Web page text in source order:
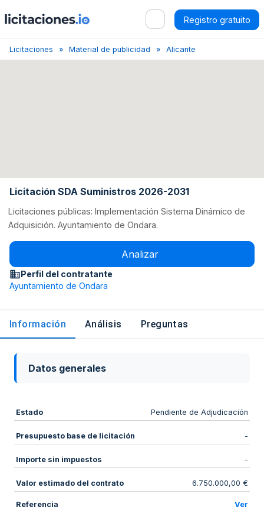
Registro gratuito
Licitaciones Material de publicidad Alicante
Licitación SDA Suministros 2026-2031
Licitaciones públicas: Implementación Sistema Dinámico de
Adquisición. Ayuntamiento de Ondara.
Analizar
Perfil del contratante
Ayuntamiento de Ondara
Información Análisis Preguntas
Datos generales
Estado Pendiente de Adjudicación
Presupuesto base de licitación -
Importe sin impuestos -
Valor estimado del contrato 6.750.000,00 €
Referencia Ver